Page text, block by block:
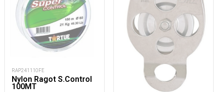
RAP241110FE
Nylon Ragot S.Control
100MT